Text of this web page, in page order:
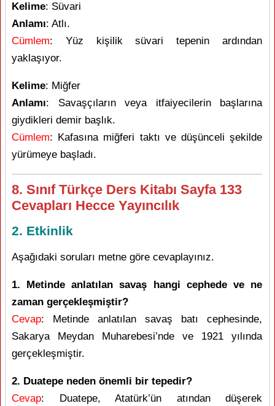
Kelime: Süvari
Anlamı: Atlı.
Cümlem: Yüz kişilik süvari tepenin ardından
yaklaşıyor.
Kelime: Miğfer
Anlamı: Savaşçıların veya itfaiyecilerin başlarına
giydikleri demir başlık.
Cümlem: Kafasına miğferi taktı ve düşünceli şekilde
yürümeye başladı.
8. Sınıf Türkçe Ders Kitabı Sayfa 133
Cevapları Hecce Yayıncılık
2. Etkinlik
Aşağıdaki soruları metne göre cevaplayınız.
1. Metinde anlatılan savaş hangi cephede ve ne
zaman gerçekleşmiştir?
Cevap: Metinde anlatılan savaş batı cephesinde,
Sakarya Meydan Muharebesi’nde ve 1921 yılında
gerçekleşmiştir.
2. Duatepe neden önemli bir tepedir?
Cevap: Duatepe, Atatürk’ün atından düşerek